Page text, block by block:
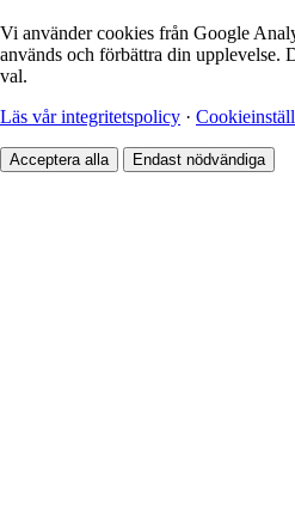
Vi använder cookies från Google
används och förbättra din upplevelse.
val.
Läs vår integritetspolicy ·
Acceptera alla Endast nödvändiga